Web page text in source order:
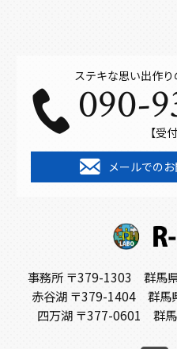
ステキな思い出作
090-
【受
メールでの
事務所 〒379-1303 群馬
赤谷湖 〒379-1404 群馬
四万湖 〒377-0601 群